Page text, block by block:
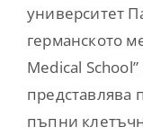
университет
германското
Medical
представлява
пъпни